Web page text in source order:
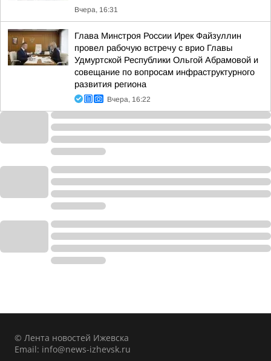
Вчера, 16:31
Глава Минстроя России Ирек Файзуллин
провел рабочую встречу с врио Главы
Удмуртской Республики Ольгой Абрамовой и
совещание по вопросам инфраструктурного
развития региона
Вчера, 16:22
© Лента новостей Ижевска
Email: info@news-izhevsk.ru